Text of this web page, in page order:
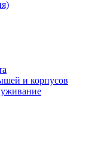
и корпусов